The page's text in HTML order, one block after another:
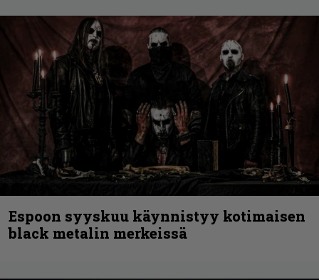
Espoon syyskuu käynnistyy kotimaisen
black metalin merkeissä